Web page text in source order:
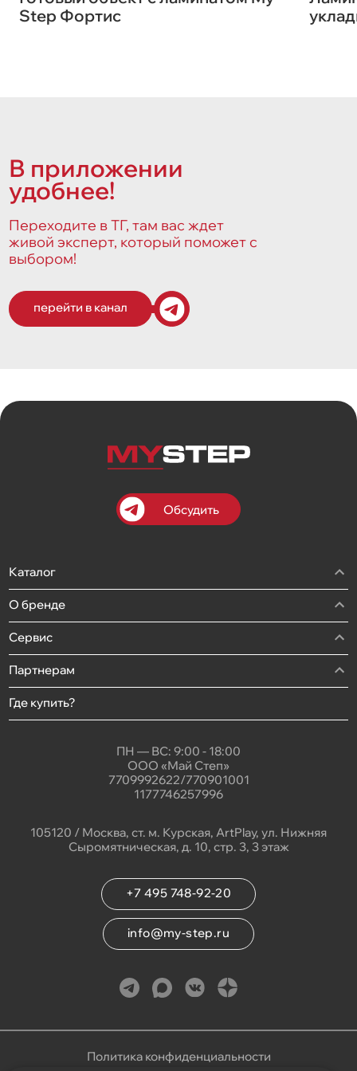
Step Фортис
В приложении
удобнее!
Переходите в ТГ, там вас ждет
живой эксперт, который поможет с
выбором!
перейти в канал
Обсудить
Каталог
О бренде
Сервис
Партнерам
Где купить?
ПН — ВС: 9:00 - 18:00
ООО «Май Степ»
7709992622/770901001
1177746257996
105120 / Москва, ст. м. Курская, ArtPlay, ул. Нижняя
Сыромятническая, д. 10, стр. 3, 3 этаж
+7 495 748-92-20
info@my-step.ru
Политика конфиденциальности